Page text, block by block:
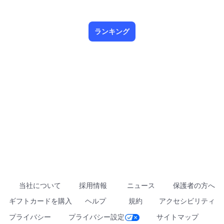
ランキング
当社について 採用情報 ニュース
保護者の方へ
ギフトカードを購入
ヘルプ 規約
アクセシビリティ
プライバシー
プライバシー設定 サイトマップ